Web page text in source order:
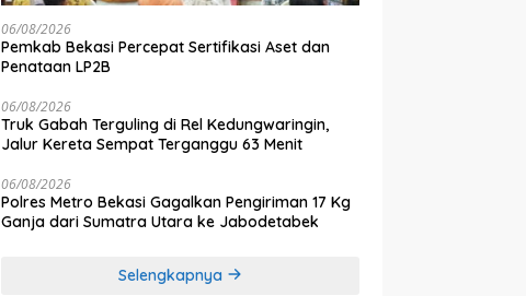
06/08/2026
Pemkab Bekasi Percepat Sertifikasi Aset dan
Penataan LP2B
06/08/2026
Truk Gabah Terguling di Rel Kedungwaringin,
Jalur Kereta Sempat Terganggu 63 Menit
06/08/2026
Polres Metro Bekasi Gagalkan Pengiriman 17 Kg
Ganja dari Sumatra Utara ke Jabodetabek
Selengkapnya